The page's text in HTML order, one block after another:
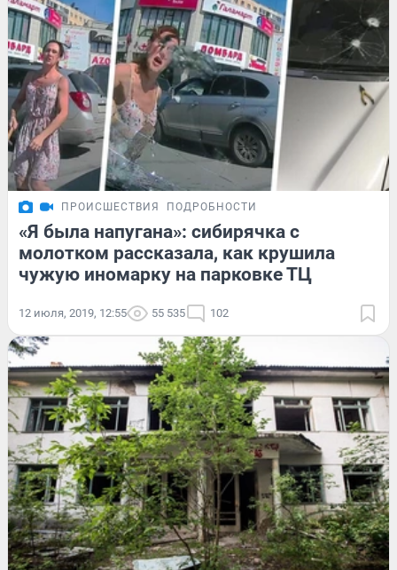
ПРОИСШЕСТВИЯ ПОДРОБНОСТИ
«Я была напугана»: сибирячка с
молотком рассказала, как крушила
чужую иномарку на парковке ТЦ
12 июля, 2019, 12:55 55 535 102